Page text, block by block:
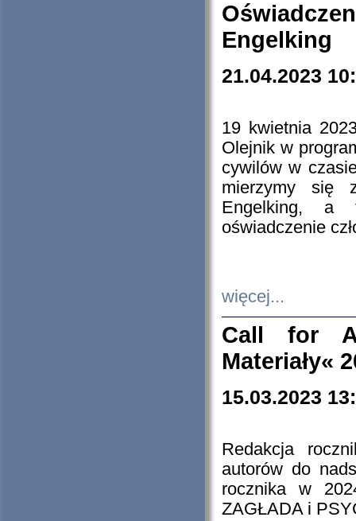
Engelking
21.04.2023
19 kwietnia
Olejnik w
cywilów w
mierzymy się
Engelking, a
oświadczenie
więcej...
Call for
Materiały«
15.03.2023
Redakcja
autorów do
rocznika w
ZAGŁADA i